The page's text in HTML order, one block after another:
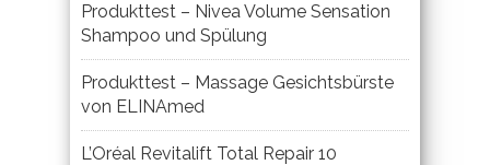
Produkttest – Nivea Volume Sensation
Shampoo und Spülung
Produkttest – Massage Gesichtsbürste
von ELINAmed
L’Oréal Revitalift Total Repair 10